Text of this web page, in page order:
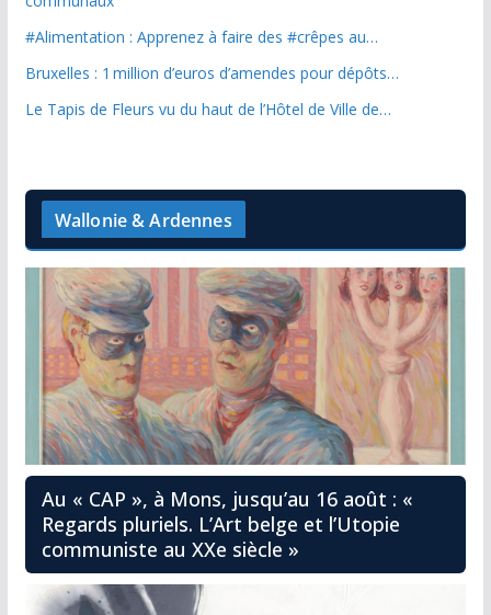
#Alimentation : Apprenez à faire des #crêpes au…
Bruxelles : 1 million d’euros d’amendes pour dépôts…
Le Tapis de Fleurs vu du haut de l’Hôtel de Ville de…
Wallonie & Ardennes
Au « CAP », à Mons, jusqu’au 16 août : «
Regards pluriels. L’Art belge et l’Utopie
communiste au XXe siècle »